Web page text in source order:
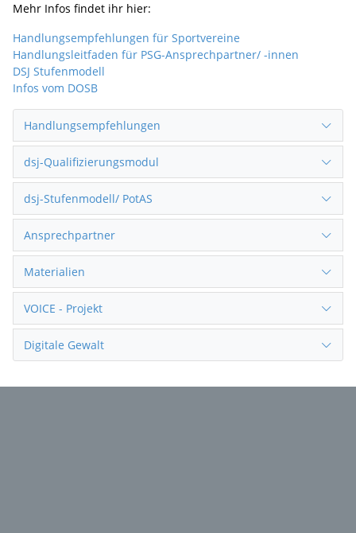
Mehr Infos findet ihr hier:
Handlungsempfehlungen für Sportvereine
Handlungsleitfaden für PSG-Ansprechpartner/ -innen
DSJ Stufenmodell
Infos vom DOSB
Handlungsempfehlungen
dsj-Qualifizierungsmodul
dsj-Stufenmodell/ PotAS
Ansprechpartner
Materialien
VOICE - Projekt
Digitale Gewalt